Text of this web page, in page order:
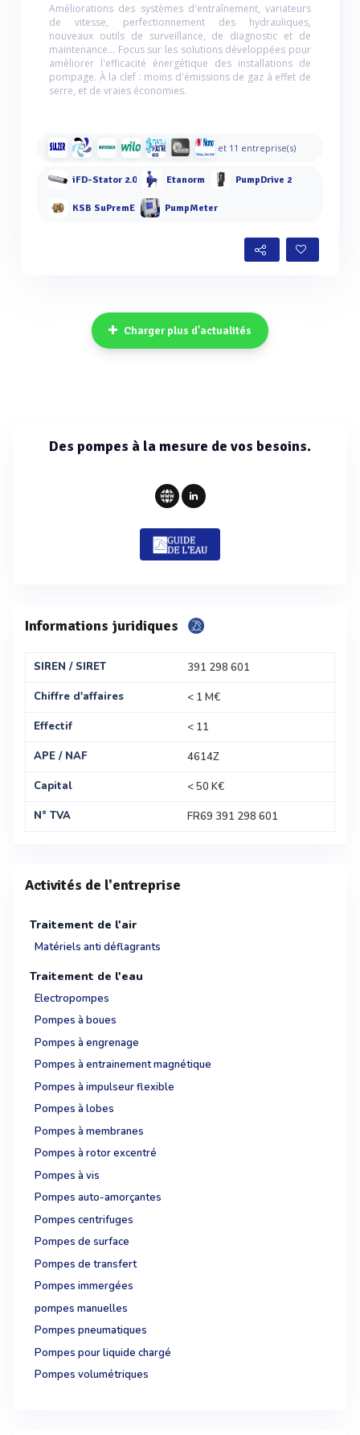
Améliorations des systèmes d'entraînement, variateurs
de vitesse, perfectionnement des hydrauliques,
nouveaux outils de surveillance, de diagnostic et de
maintenance... Focus sur les solutions développées pour
améliorer l'efficacité énergétique des installations de
pompage. À la clef : moins d'émissions de gaz à effet de
serre, et de vraies économies.
et 11 entreprise(s)
iFD-Stator 2.0 Etanorm PumpDrive 2
KSB SuPremE PumpMeter
Charger plus d'actualités
Des pompes à la mesure de vos besoins.
Informations juridiques
SIREN / SIRET
391 298 601
Chiffre d'affaires
< 1 M€
Effectif
< 11
APE / NAF
4614Z
Capital
< 50 K€
N° TVA
FR69 391 298 601
Activités de l'entreprise
Traitement de l'air
Matériels anti déflagrants
Traitement de l'eau
Electropompes
Pompes à boues
Pompes à engrenage
Pompes à entrainement magnétique
Pompes à impulseur flexible
Pompes à lobes
Pompes à membranes
Pompes à rotor excentré
Pompes à vis
Pompes auto-amorçantes
Pompes centrifuges
Pompes de surface
Pompes de transfert
Pompes immergées
pompes manuelles
Pompes pneumatiques
Pompes pour liquide chargé
Pompes volumétriques